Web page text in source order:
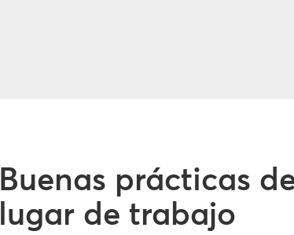
Buenas prácticas
lugar de trabajo